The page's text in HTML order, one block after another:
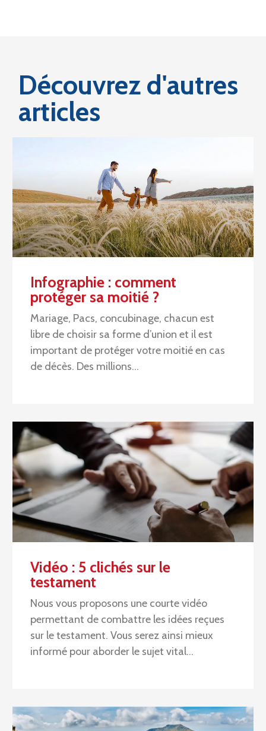
Découvrez d'autres
articles
Infographie : comment
protéger sa moitié ?
Mariage, Pacs, concubinage, chacun est
libre de choisir sa forme d’union et il est
important de protéger votre moitié en cas
de décès. Des millions…
Vidéo : 5 clichés sur le
testament
Nous vous proposons une courte vidéo
permettant de combattre les idées reçues
sur le testament. Vous serez ainsi mieux
informé pour aborder le sujet vital…